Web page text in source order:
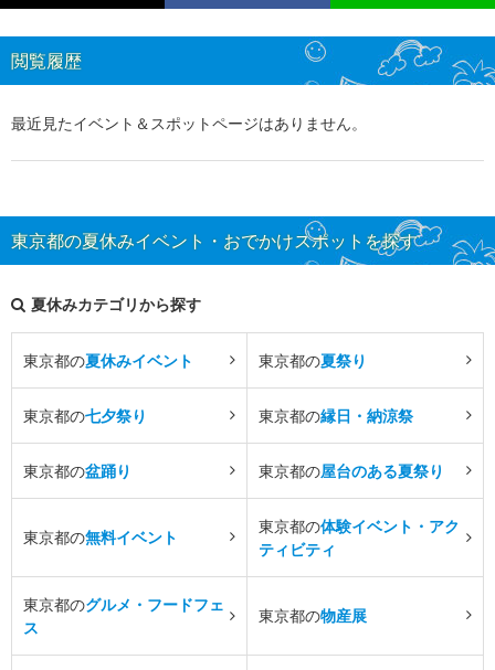
閲覧履歴
最近見たイベント＆スポットページはありません。
東京都の夏休みイベント・おでかけスポットを探す
夏休みカテゴリから探す
東京都の夏休みイベント 東京都の夏祭り
東京都の七夕祭り 東京都の縁日・納涼祭
東京都の盆踊り 東京都の屋台のある夏祭り
東京都の無料イベント
東京都の体験イベント・アク
ティビティ
東京都のグルメ・フードフェ
ス
東京都の物産展